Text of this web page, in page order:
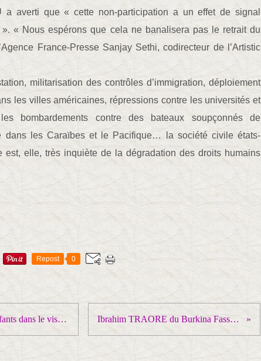
a averti que « cette non-participation a un effet de signal
». « Nous espérons que cela ne banalisera pas le retrait du
France-Presse Sanjay Sethi, codirecteur de l’Artistic
militarisation des contrôles d’immigration, déploiement
les villes américaines, répressions contre les universités et
bombardements contre des bateaux soupçonnés de
dans les Caraïbes et le Pacifique… la société civile états-
est, elle, très inquiète de la dégradation des droits humains
Repost 0
En Cisjordanie, des enfants dans le viseur des soldats israéliens Ibrahim TRAORE du Burkina Fasso s'adresse aux français